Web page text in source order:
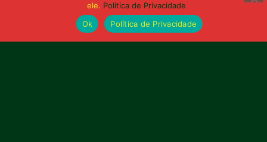
ele. Política de Privacidade
Ok
Política de Privacidade